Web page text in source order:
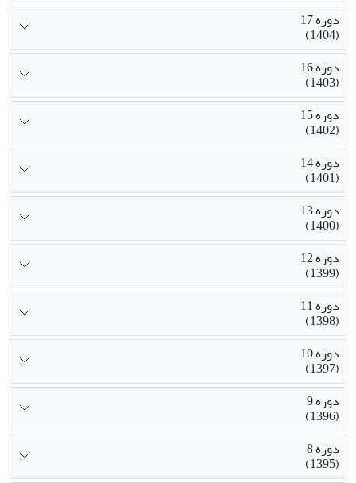
دوره 17
(1404)
دوره 16
(1403)
دوره 15
(1402)
دوره 14
(1401)
دوره 13
(1400)
دوره 12
(1399)
دوره 11
(1398)
دوره 10
(1397)
دوره 9
(1396)
دوره 8
(1395)